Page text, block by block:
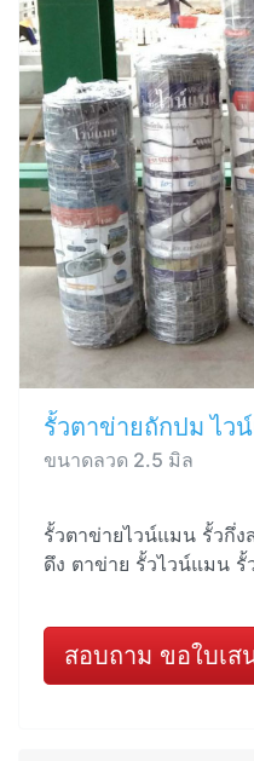
รั้วตาข่ายถักปม ไว
ขนาดลวด 2.5 มิล
รั้วตาข่ายไวน์แมน รั้วกึ่ง
ดึง ตาข่าย รั้วไวน์แมน
สอบถาม ขอใบเส